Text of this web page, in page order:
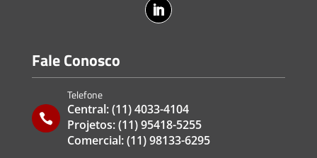
Fale Conosco

Telefone
Central:(11) 4033-4104
Projetos:(11) 95418-5255
Comercial:(11) 98133-6295